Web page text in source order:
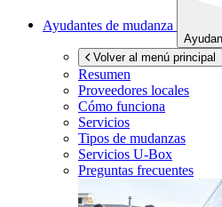
Ayudantes de mudanza
Volver al menú principal
Resumen
Proveedores locales
Cómo funciona
Servicios
Tipos de mudanzas
Servicios U-Box
Preguntas frecuentes